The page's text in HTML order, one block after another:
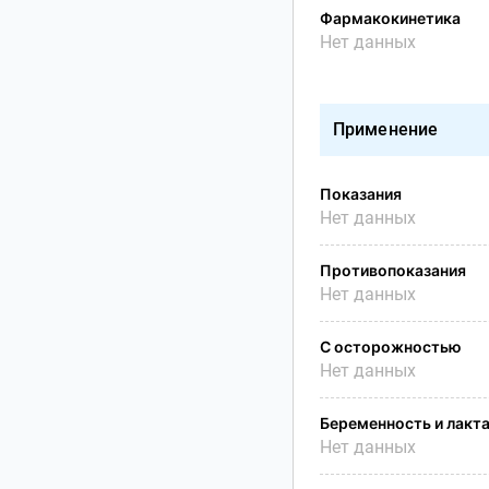
Фармакокинетика
Нет данных
Применение
Показания
Нет данных
Противопоказания
Нет данных
С осторожностью
Нет данных
Беременность и
Нет данных